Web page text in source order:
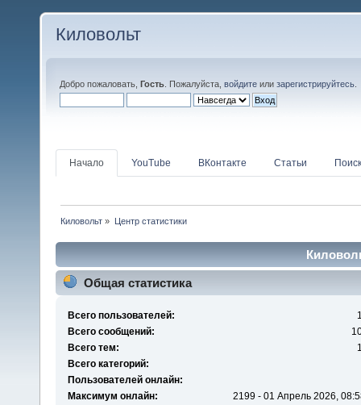
Киловольт
Добро пожаловать, Гость . Пожалуйста, войдите или зарегистрируйтесь
Начало YouTube ВКонтакте Статьи Поиск
Киловольт » Центр статистики
Общая статистика
Всего пользователей:
Всего сообщений:
Всего тем:
Всего категорий:
Пользователей онлайн:
Максимум онлайн:
2199 - 01 Апрель 2026,